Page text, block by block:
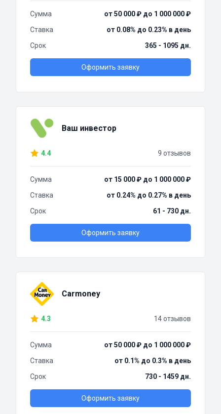
Сумма
от 50 000 ₽ до 1 000 000 ₽
Ставка
от 0.08% до 0.23% в день
Срок
365 - 1095 дн.
Оформить заявку
Ваш инвестор
4.4 9 отзывов
Сумма
от 15 000 ₽ до 1 000 000 ₽
Ставка
от 0.24% до 0.27% в день
Срок
61 - 730 дн.
Оформить заявку
Carmoney
4.3 14 отзывов
Сумма
от 50 000 ₽ до 1 000 000 ₽
Ставка
от 0.1% до 0.3% в день
Срок
730 - 1459 дн.
Оформить заявку